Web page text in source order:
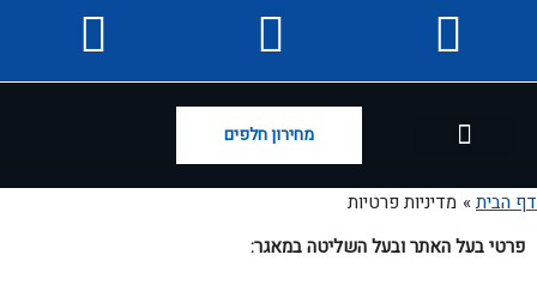
מחירון חלפים
דף הבית
מדיניות פרטיות
פרטי בעל האתר ובעל השליטה במאגר: